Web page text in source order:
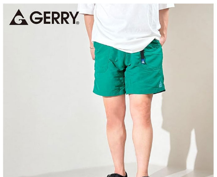
付款後全家取貨
每筆NT$60，滿NT$399(含以上)免運費
每筆NT$60，滿NT$399(含以上)免運費
每筆NT$60，滿NT$399(含以上)免運費
每筆NT$150，滿NT$6,000(含以上)免運費